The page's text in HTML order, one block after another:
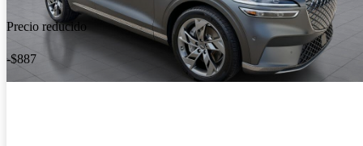
Precio reducido
-$887